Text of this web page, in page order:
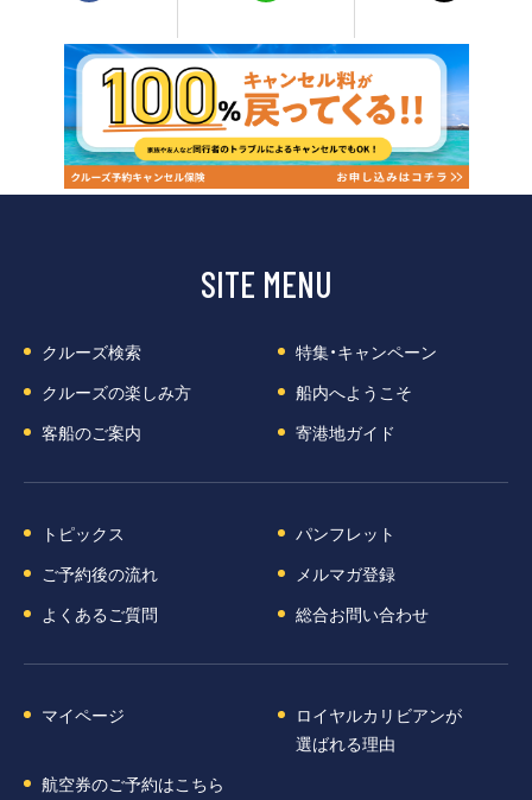
SITE MENU
クルーズ検索
特集・キャンペーン
クルーズの楽しみ方
船内へようこそ
客船のご案内
寄港地ガイド
トピックス
パンフレット
ご予約後の流れ
メルマガ登録
よくあるご質問
総合お問い合わせ
マイページ
ロイヤルカリビアンが
選ばれる理由
航空券のご予約はこちら